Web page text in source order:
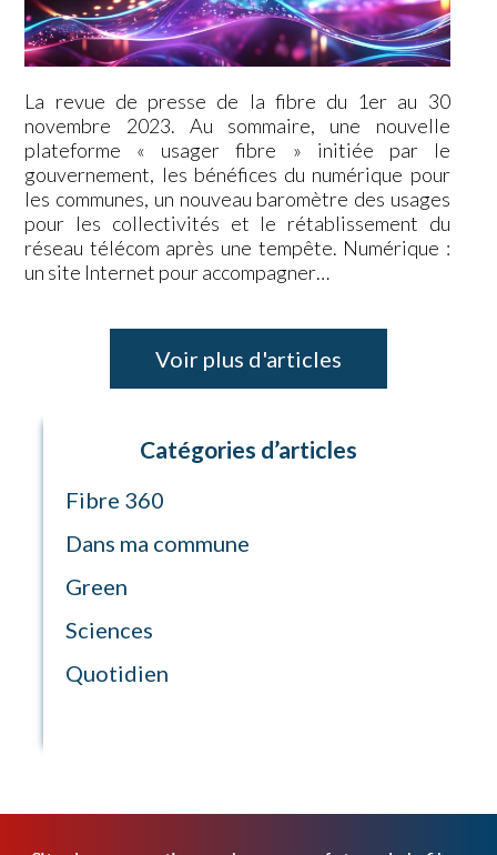
La revue de presse de la fibre du 1er au 30
novembre 2023. Au sommaire, une nouvelle
plateforme « usager fibre » initiée par le
gouvernement, les bénéfices du numérique pour
les communes, un nouveau baromètre des usages
pour les collectivités et le rétablissement du
réseau télécom après une tempête. Numérique :
un site Internet pour accompagner…
Voir plus d'articles
Catégories d’articles
Fibre 360
Dans ma commune
Green
Sciences
Quotidien